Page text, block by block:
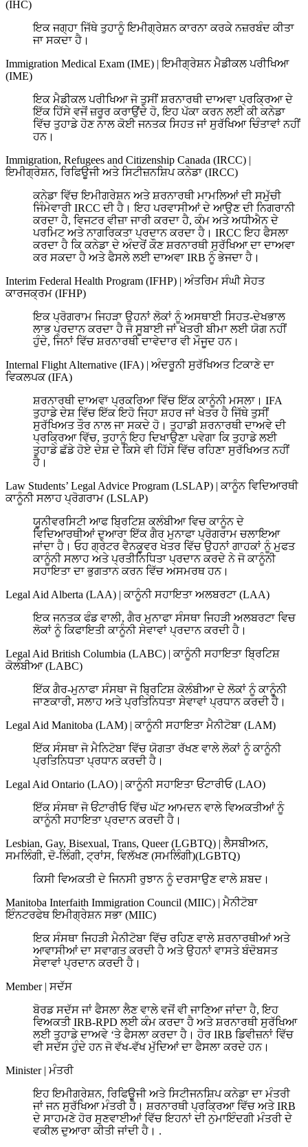
(IHC)
ਇਕ ਜਗ੍ਹਾ ਜਿੱਥੇ ਤੁਹਾਨੂੰ ਇਮੀਗ੍ਰੇਸ਼ਨ ਕਾਰਨਾ ਕਰਕੇ ਨਜ਼ਰਬੰਦ ਕੀਤਾ
ਜਾ ਸਕਦਾ ਹੈ।
Immigration Medical Exam (IME) | ਇਮੀਗ੍ਰੇਸ਼ਨ ਮੈਡੀਕਲ ਪਰੀਖਿਆ
(IME)
ਇਕ ਮੈਡੀਕਲ ਪਰੀਖਿਆ ਜੋ ਤੁਸੀਂ ਸ਼ਰਨਾਰਥੀ ਦਾਅਵਾ ਪ੍ਰਕ੍ਰਿਆ ਦੇ
ਇੱਕ ਹਿੱਸੇ ਵਜੋਂ ਜ਼ਰੂਰ ਕਰਾਉਂਦੇ ਹੋ, ਇਹ ਪੱਕਾ ਕਰਨ ਲਈ ਕੀ ਕਨੇਡਾ
ਵਿੱਚ ਤੁਹਾਡੇ ਹੋਣ ਨਾਲ ਕੋਈ ਜਨਤਕ ਸਿਹਤ ਜਾਂ ਸੁਰੱਖਿਆ ਚਿੰਤਾਵਾਂ ਨਹੀਂ
ਹਨ।
Immigration, Refugees and Citizenship Canada (IRCC) |
ਇਮੀਗ੍ਰੇਸ਼ਨ, ਰਿਫਿਊਜੀ ਅਤੇ ਸਿਟੀਜ਼ਨਸ਼ਿਪ ਕਨੇਡਾ (IRCC)
ਕਨੇਡਾ ਵਿੱਚ ਇਮੀਗਰੇਸ਼ਨ ਅਤੇ ਸ਼ਰਨਾਰਥੀ ਮਾਮਲਿਆਂ ਦੀ ਸਮੁੱਚੀ
ਜਿੰਮੇਵਾਰੀ IRCC ਦੀ ਹੈ। ਇਹ ਪਰਵਾਸੀਆਂ ਦੇ ਆਉਣ ਦੀ ਨਿਗਰਾਨੀ
ਕਰਦਾ ਹੈ, ਵਿਜਟਰ ਵੀਜ਼ਾ ਜਾਰੀ ਕਰਦਾ ਹੈ, ਕੰਮ ਅਤੇ ਅਧੀਐਨ ਦੇ
ਪਰਮਿਟ ਅਤੇ ਨਾਗਰਿਕਤਾ ਪ੍ਰਦਾਨ ਕਰਦਾ ਹੈ। IRCC ਇਹ ਫੈਸਲਾ
ਕਰਦਾ ਹੈ ਕਿ ਕਨੇਡਾ ਦੇ ਅੰਦਰੋਂ ਕੌਣ ਸ਼ਰਨਾਰਥੀ ਸੁਰੱਖਿਆ ਦਾ ਦਾਅਵਾ
ਕਰ ਸਕਦਾ ਹੈ ਅਤੇ ਫੈਸਲੇ ਲਈ ਦਾਅਵਾ IRB ਨੂੰ ਭੇਜਦਾ ਹੈ।
Interim Federal Health Program (IFHP) | ਅੰਤਰਿਮ ਸੰਘੀ ਸੇਹਤ
ਕਾਰਜਕ੍ਰਮ (IFHP)
ਇਕ ਪ੍ਰੋਗਰਾਮ ਜਿਹੜਾ ਉਹਨਾਂ ਲੋਕਾਂ ਨੂੰ ਅਸਥਾਈ ਸਿਹਤ-ਦੇਖਭਾਲ
ਲਾਭ ਪ੍ਰਦਾਨ ਕਰਦਾ ਹੈ ਜੋ ਸੂਬਾਈ ਜਾਂ ਖੇਤਰੀ ਬੀਮਾ ਲਈ ਯੋਗ ਨਹੀਂ
ਹੁੰਦੇ, ਜਿਨਾਂ ਵਿੱਚ ਸ਼ਰਨਾਰਥੀ ਦਾਵੇਦਾਰ ਵੀ ਮੌਜੂਦ ਹਨ।
Internal Flight Alternative (IFA) | ਅੰਦਰੂਨੀ ਸੁਰੱਖਿਅਤ ਟਿਕਾਣੇ ਦਾ
ਵਿਕਲਪਕ (IFA)
ਸ਼ਰਨਾਰਥੀ ਦਾਅਵਾ ਪ੍ਰਕਰਿਆ ਵਿੱਚ ਇੱਕ ਕਾਨੂੰਨੀ ਮਸਲਾ। IFA
ਤੁਹਾਡੇ ਦੇਸ਼ ਵਿੱਚ ਇੱਕ ਇਹੋ ਜਿਹਾ ਸ਼ਹਰ ਜਾਂ ਖੇਤਰ ਹੈ ਜਿੱਥੇ ਤੁਸੀਂ
ਸੁਰੱਖਿਅਤ ਤੌਰ ਨਾਲ ਜਾ ਸਕਦੇ ਹੋ। ਤੁਹਾਡੀ ਸ਼ਰਨਾਰਥੀ ਦਾਅਵੇ ਦੀ
ਪ੍ਰਕ੍ਰਿਆ ਵਿੱਚ, ਤੁਹਾਨੂੰ ਇਹ ਦਿਖਾਉਣਾ ਪਵੇਗਾ ਕਿ ਤੁਹਾਡੇ ਲਈ
ਤੁਹਾਡੇ ਛੱਡੇ ਹੋਏ ਦੇਸ਼ ਦੇ ਕਿਸੇ ਵੀ ਹਿੱਸੇ ਵਿੱਚ ਰਹਿਣਾ ਸੁਰੱਖਿਅਤ ਨਹੀਂ
ਹੈ।
Law Students’ Legal Advice Program (LSLAP) | ਕਾਨੂੰਨ ਵਿਦਿਆਰਥੀ
ਕਾਨੂੰਨੀ ਸਲਾਹ ਪ੍ਰੋਗਰਾਮ (LSLAP)
ਯੂਨੀਵਰਸਿਟੀ ਆਫ ਬ੍ਰਿਟਿਸ਼ ਕਲੰਬੀਆ ਵਿਚ ਕਾਨੂੰਨ ਦੇ
ਵਿਦਿਆਰਥੀਆਂ ਦੁਆਰਾ ਇੱਕ ਗੈਰ ਮੁਨਾਫਾ ਪ੍ਰੋਗਰਾਮ ਚਲਾਇਆ
ਜਾਂਦਾ ਹੈ। ਓਹ ਗ੍ਰੇਟਰ ਵੈਨਕੂਵਰ ਖੇਤਰ ਵਿੱਚ ਉਹਨਾਂ ਗਾਹਕਾਂ ਨੂੰ ਮੁਫਤ
ਕਾਨੂੰਨੀ ਸਲਾਹ ਅਤੇ ਪ੍ਰਤੀਨਿਧਿਤਾ ਪ੍ਰਦਾਨ ਕਰਦੇ ਨੇ ਜੋ ਕਾਨੂੰਨੀ
ਸਹਾਇਤਾ ਦਾ ਭੁਗਤਾਨ ਕਰਨ ਵਿੱਚ ਅਸਮਰਥ ਹਨ।
Legal Aid Alberta (LAA) | ਕਾਨੂੰਨੀ ਸਹਾਇਤਾ ਅਲਬਰਟਾ (LAA)
ਇਕ ਜਨਤਕ ਫੰਡ ਵਾਲੀ, ਗੈਰ ਮੁਨਾਫਾ ਸੰਸਥਾ ਜਿਹੜੀ ਅਲਬਰਟਾ ਵਿਚ
ਲੋਕਾਂ ਨੂੰ ਕਿਫਾਇਤੀ ਕਾਨੂੰਨੀ ਸੇਵਾਵਾਂ ਪ੍ਰਦਾਨ ਕਰਦੀ ਹੈ।
Legal Aid British Columbia (LABC) | ਕਾਨੂੰਨੀ ਸਹਾਇਤਾ ਬ੍ਰਿਟਿਸ਼
ਕੋਲੰਬੀਆ (LABC)
ਇੱਕ ਗੈਰ-ਮੁਨਾਫਾ ਸੰਸਥਾ ਜੋ ਬ੍ਰਿਟਿਸ਼ ਕੋਲੰਬੀਆ ਦੇ ਲੋਕਾਂ ਨੂੰ ਕਾਨੂੰਨੀ
ਜਾਣਕਾਰੀ, ਸਲਾਹ ਅਤੇ ਪ੍ਰਤਿਨਿਧਤਾ ਸੇਵਾਵਾਂ ਪ੍ਰਧਾਨ ਕਰਦੀ ਹੈ।
Legal Aid Manitoba (LAM) | ਕਾਨੂੰਨੀ ਸਹਾਇਤਾ ਮੈਨੀਟੋਬਾ (LAM)
ਇੱਕ ਸੰਸਥਾ ਜੋ ਮੈਨਿਟੋਬਾ ਵਿੱਚ ਯੋਗਤਾ ਰੱਖਣ ਵਾਲੇ ਲੋਕਾਂ ਨੂੰ ਕਾਨੂੰਨੀ
ਪ੍ਰਤਿਨਿਧਤਾ ਪ੍ਰਧਾਨ ਕਰਦੀ ਹੈ।
Legal Aid Ontario (LAO) | ਕਾਨੂੰਨੀ ਸਹਾਇਤਾ ਓਂਟਾਰੀਓ (LAO)
ਇੱਕ ਸੰਸਥਾ ਜੋ ਓਂਟਾਰੀਓ ਵਿੱਚ ਘੱਟ ਆਮਦਨ ਵਾਲੇ ਵਿਅਕਤੀਆਂ ਨੂੰ
ਕਾਨੂੰਨੀ ਸਹਾਇਤਾ ਪ੍ਰਦਾਨ ਕਰਦੀ ਹੈ।
Lesbian, Gay, Bisexual, Trans, Queer (LGBTQ) | ਲੈਸਬੀਅਨ,
ਸਮਲਿੰਗੀ, ਦੋ-ਲਿੰਗੀ, ਟ੍ਰਾਂਸ, ਵਿਲੱਖਣ (ਸਮਲਿੰਗੀ)(LGBTQ)
ਕਿਸੀ ਵਿਅਕਤੀ ਦੇ ਜਿਨਸੀ ਰੁਝਾਨ ਨੂੰ ਦਰਸਾਉਣ ਵਾਲੇ ਸ਼ਬਦ।
Manitoba Interfaith Immigration Council (MIIC) | ਮੈਨੀਟੋਬਾ
ਇੰਨਟਰਫੇਥ ਇਮੀਗ੍ਰੇਸ਼ਨ ਸਭਾ (MIIC)
ਇਕ ਸੰਸਥਾ ਜਿਹੜੀ ਮੈਨੀਟੋਬਾ ਵਿੱਚ ਰਹਿਣ ਵਾਲੇ ਸ਼ਰਨਾਰਥੀਆਂ ਅਤੇ
ਆਵਾਸੀਆਂ ਦਾ ਸਵਾਗਤ ਕਰਦੀ ਹੈ ਅਤੇ ਉਹਨਾਂ ਵਾਸਤੇ ਬੰਦੋਬਸਤ
ਸੇਵਾਵਾਂ ਪ੍ਰਦਾਨ ਕਰਦੀ ਹੈ।
Member | ਸਦੱਸ
ਬੋਰਡ ਸਦੱਸ ਜਾਂ ਫੈਸਲਾ ਲੈਣ ਵਾਲੇ ਵਜੋਂ ਵੀ ਜਾਣਿਆ ਜਾਂਦਾ ਹੈ, ਇਹ
ਵਿਅਕਤੀ IRB-RPD ਲਈ ਕੰਮ ਕਰਦਾ ਹੈ ਅਤੇ ਸ਼ਰਨਾਰਥੀ ਸੁਰੱਖਿਆ
ਲਈ ਤੁਹਾਡੇ ਦਾਅਵੇ ‘ਤੇ ਫੈਸਲਾ ਕਰਦਾ ਹੈ। ਹੋਰ IRB ਡਿਵੀਜ਼ਨਾਂ ਵਿੱਚ
ਵੀ ਸਦੱਸ ਹੁੰਦੇ ਹਨ ਜੋ ਵੱਖ-ਵੱਖ ਮੁੱਦਿਆਂ ਦਾ ਫੈਸਲਾ ਕਰਦੇ ਹਨ।
Minister | ਮੰਤਰੀ
ਇਹ ਇਮੀਗਰੇਸ਼ਨ, ਰਿਫਿਊਜੀ ਅਤੇ ਸਿਟੀਜਨਸ਼ਿਪ ਕਨੇਡਾ ਦਾ ਮੰਤਰੀ
ਜਾਂ ਜਨ ਸੁਰੱਖਿਆ ਮੰਤਰੀ ਹੈ। ਸ਼ਰਨਾਰਥੀ ਪ੍ਰਕ੍ਰਿਆ ਵਿੱਚ ਅਤੇ IRB
ਦੇ ਸਾਹਮਣੇ ਹੋਰ ਸੁਣਵਾਈਆਂ ਵਿੱਚ ਇਹਨਾਂ ਦੀ ਨੁਮਾਇੰਦਗੀ ਮੰਤਰੀ ਦੇ
ਵਕੀਲ ਦੁਆਰਾ ਕੀਤੀ ਜਾਂਦੀ ਹੈ। .